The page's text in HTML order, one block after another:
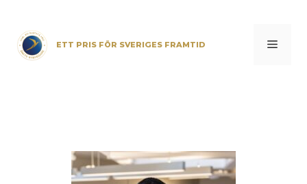
content
ETT PRIS FÖR SVERIGES FRAMTID Menu